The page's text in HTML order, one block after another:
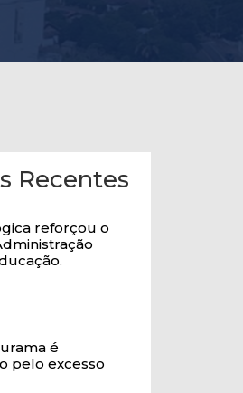
Recentes
reforçou o
é
pelo excesso